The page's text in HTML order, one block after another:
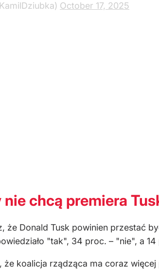
October 17, 2025
nie chcą premiera
że Donald Tusk powinien przestać
"tak", 34 proc. – "nie", a
że koalicja rządząca ma coraz